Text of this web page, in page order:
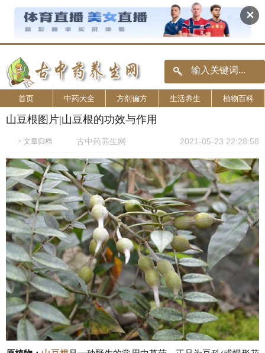
✕
首页 中药大全 方剂偏方 生活养生 植物百科
山豆根图片|山豆根的功效与作用
> 文章归档 古中药养生网 2021-05-23 22:28:58